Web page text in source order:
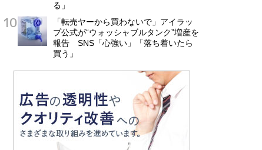
る」
「転売ヤーから買わないで」アイラッ
プ公式が“ウォッシャブルタンク”増産を
報告 SNS「心強い」「落ち着いたら
買う」